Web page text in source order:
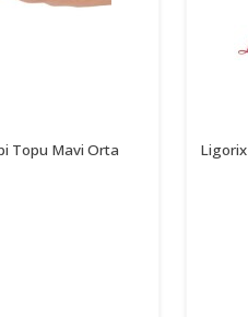
Topu Mavi Orta Ligorix